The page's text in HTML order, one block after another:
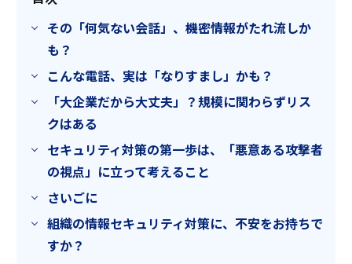
その「何気ない会話」、機密情報がたれ流しか
も？
こんな電話、実は「なりすまし」かも？
「大企業だから大丈夫」？規模に関わらずリス
クはある
セキュリティ対策の第一歩は、「悪意ある攻撃者
の視点」に立って考えること
さいごに
組織の情報セキュリティ対策に、不安をお持ちで
すか？